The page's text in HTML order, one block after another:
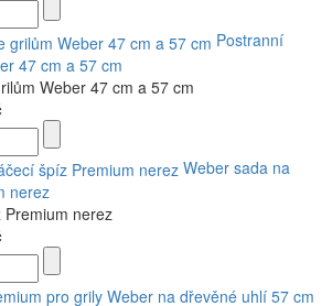
Postranní
47 cm a 57 cm
Weber 47 cm a 57 cm
Weber sada na
nerez
nerez